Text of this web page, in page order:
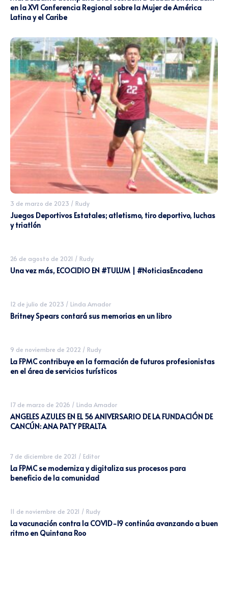
en la XVI Conferencia Regional sobre la Mujer de América
Latina y el Caribe
3 de marzo de 2023 / Rudy
Juegos Deportivos Estatales; atletismo, tiro deportivo, luchas
y triatlón
26 de agosto de 2021 / Rudy
Una vez más, ECOCIDIO EN #TULUM | #NoticiasEncadena
12 de julio de 2023 / Linda Amador
Britney Spears contará sus memorias en un libro
9 de noviembre de 2022 / Rudy
La FPMC contribuye en la formación de futuros profesionistas
en el área de servicios turísticos
17 de marzo de 2026 / Linda Amador
ANGELES AZULES EN EL 56 ANIVERSARIO DE LA FUNDACIÓN DE
CANCÚN: ANA PATY PERALTA
7 de diciembre de 2021 / Editor
La FPMC se moderniza y digitaliza sus procesos para
beneficio de la comunidad
11 de noviembre de 2021 / Rudy
La vacunación contra la COVID-19 continúa avanzando a buen
ritmo en Quintana Roo